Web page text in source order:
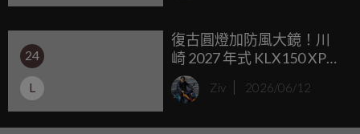
24
L
復古圓燈加防風大鏡！川
崎 2027 年式 KLX150 XPL
印尼震撼發表，售價台幣
僅 9.2 萬元起！
Ziv 2026/06/12